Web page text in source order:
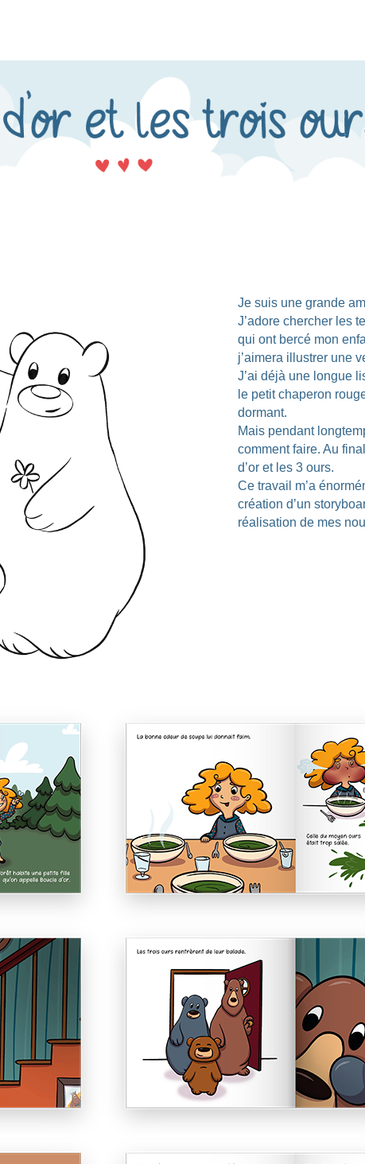
Je suis une grande
J’adore chercher les
qui ont bercé mon
j’aimera illustrer une
J’ai déjà une longue
le petit chaperon
dormant.
Mais pendant
comment faire. Au
d’or et les 3 ours.
Ce travail m’a
création d’un
réalisation de mes